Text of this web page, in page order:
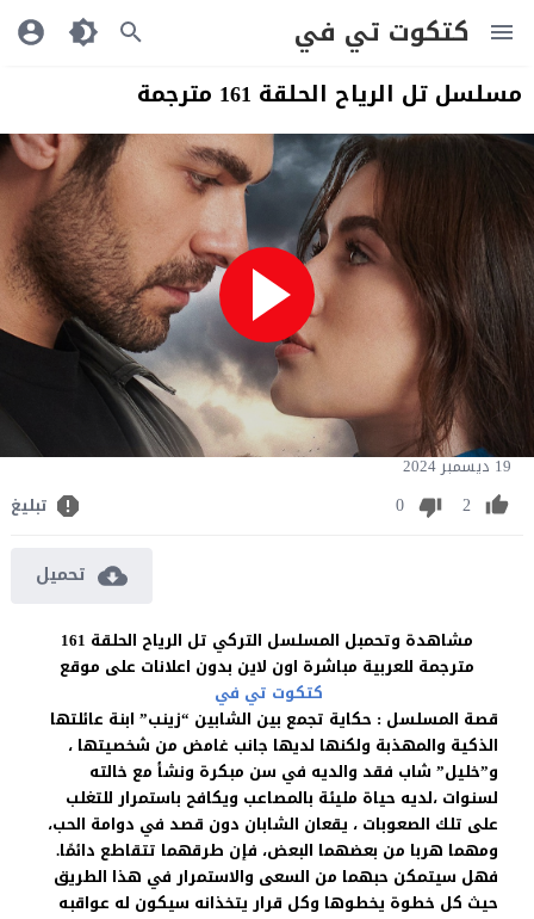
كتكوت تي في
مسلسل تل الرياح الحلقة 161 مترجمة
19 ديسمبر 2024
2
0 تبليغ
تحميل
مشاهدة وتحمبل المسلسل التركي تل الرياح الحلقة 161
مترجمة للعربية مباشرة اون لاين بدون اعلانات على موقع
كتكوت تي في
قصة المسلسل : حكاية تجمع بين الشابين “زينب” ابنة عائلتها
الذكية والمهذبة ولكنها لديها جانب غامض من شخصيتها ،
و”خليل” شاب فقد والديه في سن مبكرة ونشأ مع خالته
لسنوات ،لديه حياة مليئة بالمصاعب ويكافح باستمرار للتغلب
على تلك الصعوبات ، يقعان الشابان دون قصد في دوامة الحب،
ومهما هربا من بعضهما البعض، فإن طرقهما تتقاطع دائمًا.
فهل سيتمكن حبهما من السعى والاستمرار في هذا الطريق
حيث كل خطوة يخطوها وكل قرار يتخذانه سيكون له عواقبه